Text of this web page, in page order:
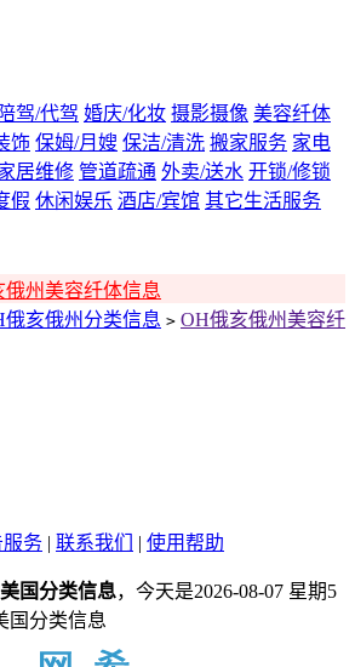
陪驾/代驾 婚庆/化妆 摄影摄像 美容纤体
饰 保姆/月嫂 保洁/清洗 搬家服务 家电
居维修 管道疏通 外卖/送水 开锁/修锁
假 休闲娱乐 酒店/宾馆 其它生活服务
州美容纤体信息
俄亥俄州分类信息 > OH俄亥俄州美容纤
服务 | 联系我们 | 使用帮助
国分类信息，今天是2026-08-07 星期5
国分类信息